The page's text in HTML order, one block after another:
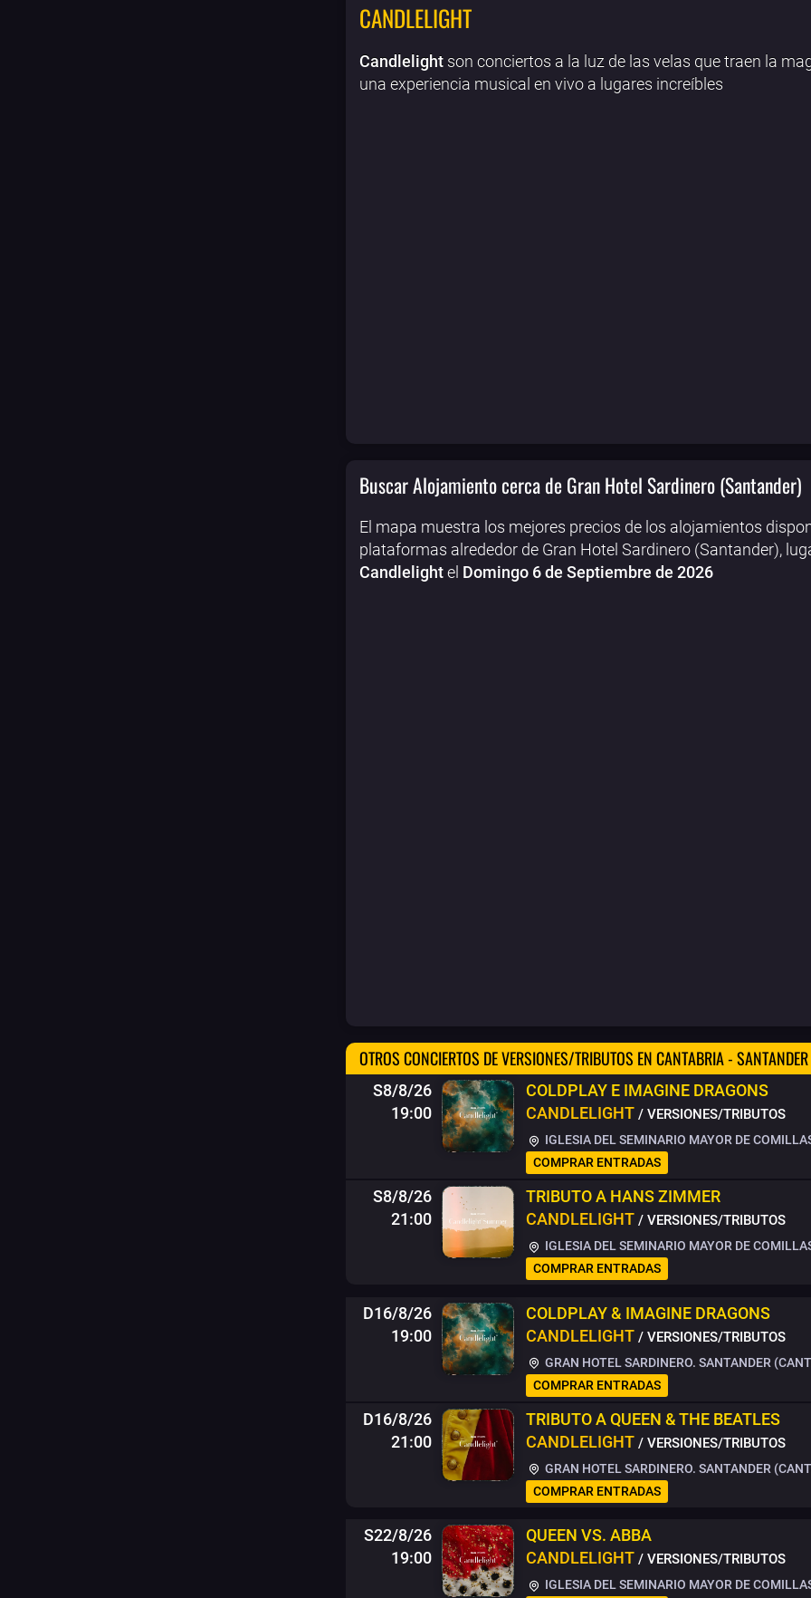
CANDLELIGHT
Candlelight son conciertos a la luz de las velas que traen la
una experiencia musical en vivo a lugares increíbles
Buscar Alojamiento cerca de Gran Hotel Sardinero (Santander)
El mapa muestra los mejores precios de los alojamientos
plataformas alrededor de Gran Hotel Sardinero (Santander),
Candlelightel Domingo 6 de Septiembre de 2026
OTROS CONCIERTOS DE VERSIONES/TRIBUTOS EN CANTABRIA -
S8/8/26
19:00
COLDPLAY E IMAGINE DRAGONS
CANDLELIGHT / VERSIONES/TRIBUTOS
IGLESIA DEL SEMINARIO MAYOR DE
COMPRAR ENTRADAS
S8/8/26
21:00
TRIBUTO A HANS ZIMMER
CANDLELIGHT / VERSIONES/TRIBUTOS
IGLESIA DEL SEMINARIO MAYOR DE
COMPRAR ENTRADAS
D16/8/26
19:00
COLDPLAY & IMAGINE DRAGONS
CANDLELIGHT / VERSIONES/TRIBUTOS
GRAN HOTEL SARDINERO. SANTANDER
COMPRAR ENTRADAS
D16/8/26
21:00
TRIBUTO A QUEEN & THE BEATLES
CANDLELIGHT / VERSIONES/TRIBUTOS
GRAN HOTEL SARDINERO. SANTANDER
COMPRAR ENTRADAS
S22/8/26
19:00
QUEEN VS. ABBA
CANDLELIGHT / VERSIONES/TRIBUTOS
IGLESIA DEL SEMINARIO MAYOR DE